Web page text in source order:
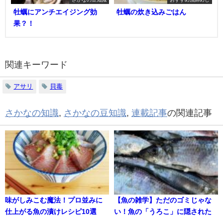
牡蠣にアンチエイジング効
果？！
牡蠣の炊き込みごはん
関連キーワード
アサリ 貝毒
さかなの知識, さかなの豆知識, 連載記事の関連記事
味がしみこむ魔法！プロ並みに
仕上がる魚の漬けレシピ10選
【魚の雑学】ただのゴミじゃな
い！魚の「うろこ」に隠された